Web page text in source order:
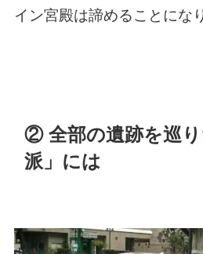
イン宮殿は諦めることにな
② 全部の遺跡を巡り
派」には